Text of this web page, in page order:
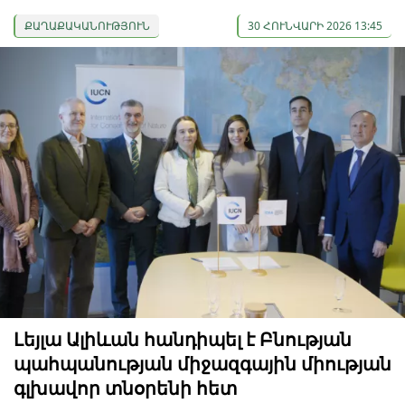
ՔԱՂԱՔԱԿԱՆՈՒԹՅՈՒՆ 30 ՀՈՒՆՎԱՐԻ 2026 13:45
Լեյլա Ալիևան հանդիպել է Բնության
պահպանության միջազգային միության
գլխավոր տնօրենի հետ